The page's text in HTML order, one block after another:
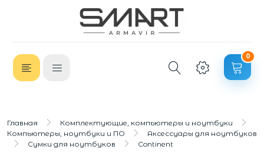
0
Главная
Комплектующие, компьютеры и ноутбуки
Компьютеры, ноутбуки и ПО
Аксессуары для ноутбуков
Сумки для ноутбуков
Continent